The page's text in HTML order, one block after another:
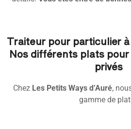
Traiteur pour particulier
Nos différents plats
privés
Chez Les Petits Ways d’Auré,
gamme de